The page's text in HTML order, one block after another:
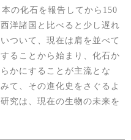
の化石を報告してから150
洋諸国と比べると少し遅れ
ついて、現在は肩を並べて
ることから始まり、化石か
かにすることが主流とな
て、その進化史をさぐるよ
究は、現在の生物の未来を